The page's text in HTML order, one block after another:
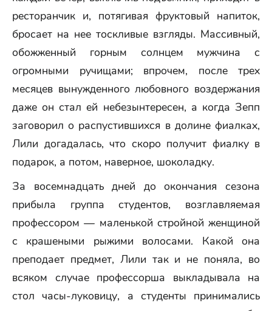
ресторанчик и, потягивая фруктовый напиток,
бросает на нее тоскливые взгляды. Массивный,
обожженный горным солнцем мужчина с
огромными ручищами; впрочем, после трех
месяцев вынужденного любовного воздержания
даже он стал ей небезынтересен, а когда Зепп
заговорил о распустившихся в долине фиалках,
Лили догадалась, что скоро получит фиалку в
подарок, а потом, наверное, шоколадку.
За восемнадцать дней до окончания сезона
прибыла группа студентов, возглавляемая
профессором — маленькой стройной женщиной
с крашеными рыжими волосами. Какой она
преподает предмет, Лили так и не поняла, во
всяком случае профессорша выкладывала на
стол часы-луковицу, а студенты принимались